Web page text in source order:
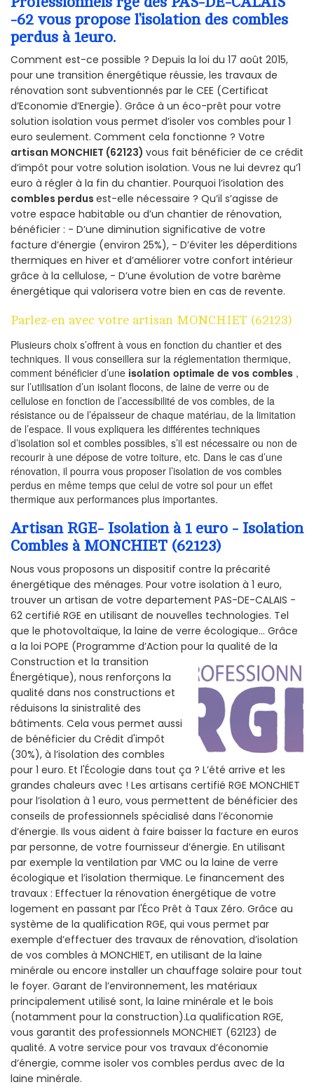
-62 vous propose l’isolation des combles
perdus à 1euro.
Comment est-ce possible ? Depuis la loi du 17 août 2015,
pour une transition énergétique réussie, les travaux de
rénovation sont subventionnés par le CEE (Certificat
d’Economie d’Energie). Grâce à un éco-prêt pour votre
solution isolation vous permet d’isoler vos combles pour 1
euro seulement. Comment cela fonctionne ? Votre
artisan MONCHIET (62123) vous fait bénéficier de ce crédit
d’impôt pour votre solution isolation. Vous ne lui devrez qu’1
euro à régler à la fin du chantier. Pourquoi l’isolation des
combles perdus est-elle nécessaire ? Qu’il s’agisse de
votre espace habitable ou d’un chantier de rénovation,
bénéficier : - D’une diminution significative de votre
facture d’énergie (environ 25%), - D’éviter les déperditions
thermiques en hiver et d’améliorer votre confort intérieur
grâce à la cellulose, - D’une évolution de votre barème
énergétique qui valorisera votre bien en cas de revente.
Parlez-en avec votre artisan MONCHIET (62123)
Plusieurs choix s’offrent à vous en fonction du chantier et des
techniques. Il vous conseillera sur la réglementation thermique,
comment bénéficier d’une isolation optimale de vos combles ,
sur l’utilisation d’un isolant flocons, de laine de verre ou de
cellulose en fonction de l’accessibilité de vos combles, de la
résistance ou de l’épaisseur de chaque matériau, de la limitation
de l’espace. Il vous expliquera les différentes techniques
d’isolation sol et combles possibles, s’il est nécessaire ou non de
recourir à une dépose de votre toiture, etc. Dans le cas d’une
rénovation, il pourra vous proposer l’isolation de vos combles
perdus en même temps que celui de votre sol pour un effet
thermique aux performances plus importantes.
Artisan RGE- Isolation à 1 euro - Isolation
Combles à MONCHIET (62123)
Nous vous proposons un dispositif contre la précarité
énergétique des ménages. Pour votre isolation à 1 euro,
trouver un artisan de votre departement PAS-DE-CALAIS -
62 certifié RGE en utilisant de nouvelles technologies. Tel
que le photovoltaïque, la laine de verre écologique... Grâce
a la loi POPE (Programme d’Action pour la qualité de la
Construction et la transition
Énergétique), nous renforçons la
qualité dans nos constructions et
réduisons la sinistralité des
bâtiments. Cela vous permet aussi
de bénéficier du Crédit d'impôt
(30%), à l’isolation des combles
pour 1 euro. Et l'Écologie dans tout ça ? L’été arrive et les
grandes chaleurs avec ! Les artisans certifié RGE MONCHIET
pour l’isolation à 1 euro, vous permettent de bénéficier des
conseils de professionnels spécialisé dans l’économie
d’énergie. Ils vous aident à faire baisser la facture en euros
par personne, de votre fournisseur d’énergie. En utilisant
par exemple la ventilation par VMC ou la laine de verre
écologique et l’isolation thermique. Le financement des
travaux : Effectuer la rénovation énergétique de votre
logement en passant par l'Éco Prêt à Taux Zéro. Grâce au
système de la qualification RGE, qui vous permet par
exemple d’effectuer des travaux de rénovation, d’isolation
de vos combles à MONCHIET, en utilisant de la laine
minérale ou encore installer un chauffage solaire pour tout
le foyer. Garant de l’environnement, les matériaux
principalement utilisé sont, la laine minérale et le bois
(notamment pour la construction).La qualification RGE,
vous garantit des professionnels MONCHIET (62123) de
qualité. A votre service pour vos travaux d’économie
d’énergie, comme isoler vos combles perdus avec de la
laine minérale.